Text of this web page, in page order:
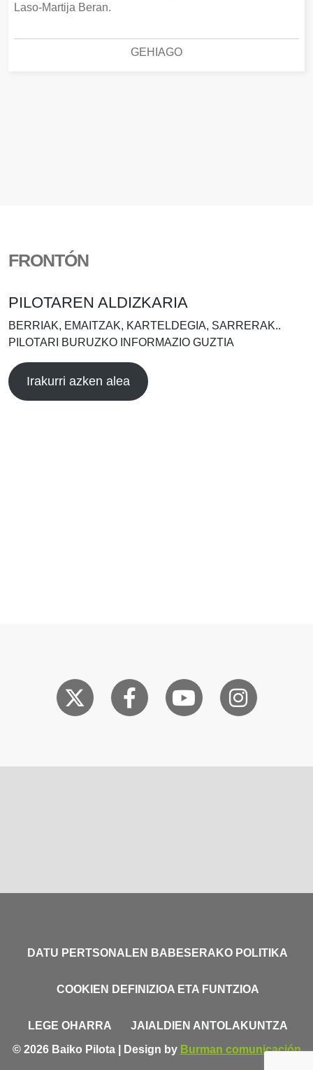
Laso-Martija Beran.
GEHIAGO
FRONTÓN
PILOTAREN ALDIZKARIA
BERRIAK, EMAITZAK, KARTELDEGIA, SARRERAK..
PILOTARI BURUZKO INFORMAZIO GUZTIA
Irakurri azken alea
DATU PERTSONALEN BABESERAKO POLITIKA
COOKIEN DEFINIZIOA ETA FUNTZIOA
LEGE OHARRA
JAIALDIEN ANTOLAKUNTZA
© 2026 Baiko Pilota | Design by Burman comunicación